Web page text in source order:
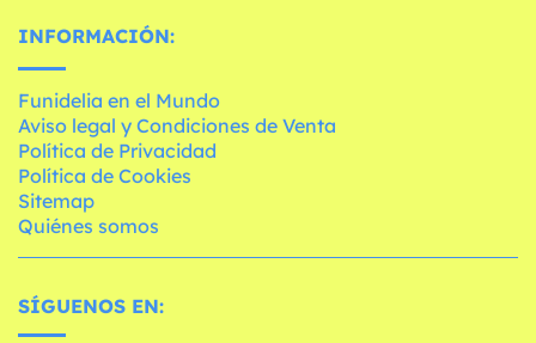
INFORMACIÓN:
Funidelia en el Mundo
Aviso legal y Condiciones de Venta
Política de Privacidad
Política de Cookies
Sitemap
Quiénes somos
SÍGUENOS EN: